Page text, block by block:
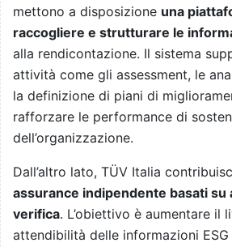
mettono a disposizione una
raccogliere e strutturare le
alla rendicontazione. Il sistema
attività come gli assessment, le
la definizione di piani di
rafforzare le performance di
dell’organizzazione.
Dall’altro lato, TÜV Italia
assurance indipendente basati su
verifica. L’obiettivo è aumentare il
attendibilità delle informazioni